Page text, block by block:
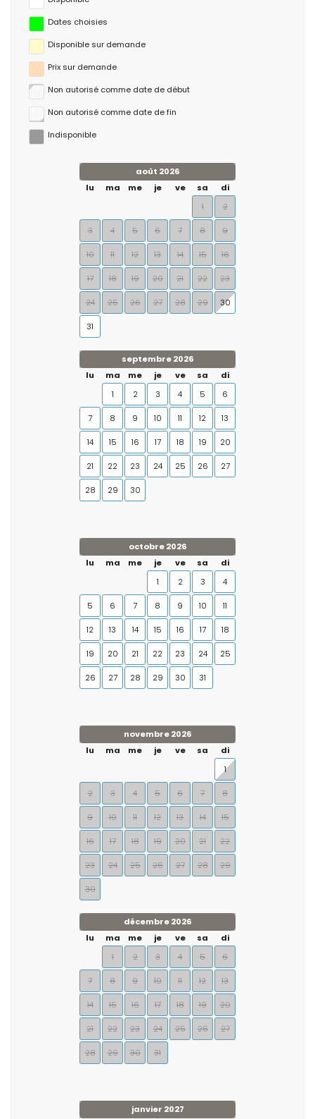
Dates choisies
Disponible sur demande
Prix ​​sur demande
Non autorisé comme date de début
Non autorisé comme date de fin
Indisponible
août 2026
lu
ma me je ve sa
di
1
2
3 4 5 6 7 8 9
10 11 12 13 14 15 16
17 18 19 20 21 22 23
24 25 26 27 28 29 30
31
septembre 2026
lu
ma me je ve sa
di
1
2 3 4 5 6
7 8 9 10 11 12 13
14 15 16 17 18 19 20
21 22 23 24 25 26 27
28 29 30
octobre 2026
lu
ma me je ve sa
di
1
2 3 4
5 6 7 8 9 10 11
12 13 14 15 16 17 18
19 20 21 22 23 24 25
26 27 28 29 30 31
novembre 2026
lu
ma me je ve sa
di
1
2 3 4 5 6 7 8
9 10 11 12 13 14 15
16 17 18 19 20 21 22
23 24 25 26 27 28 29
30
décembre 2026
lu
ma me je ve sa
di
1
2 3 4 5 6
7 8 9 10 11 12 13
14 15 16 17 18 19 20
21 22 23 24 25 26 27
28 29 30 31
janvier 2027